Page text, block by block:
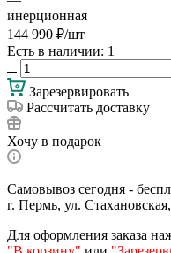
инерционная
144 990 ₽/шт
Есть в наличии: 1
Зарезервировать
Рассчитать доставку
Хочу в подарок
Самовывоз сегодня -
г. Пермь, ул.
Для оформления заказа